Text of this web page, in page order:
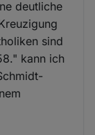
deutliche
sind
kann ich